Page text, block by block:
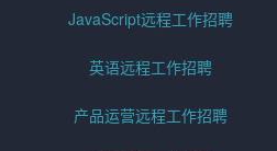
JavaScript远程工作招聘
英语远程工作招聘
产品运营远程工作招聘